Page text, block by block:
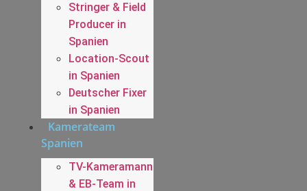
Stringer & Field
Producer in
Spanien
Location-Scout
in Spanien
Deutscher Fixer
in Spanien
Kamerateam
Spanien
TV-Kameramann
& EB-Team in